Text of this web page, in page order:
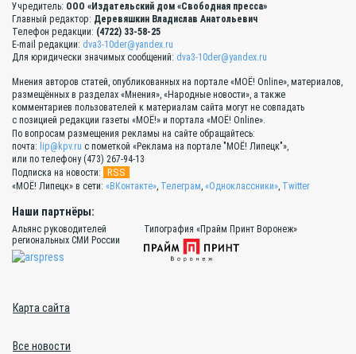
Учредитель: ООО «Издательский дом «Свободная пресса»
Главный редактор: Деревяшкин Владислав Анатольевич
Телефон редакции: (4722) 33-58-25
E-mail редакции: dva3-10der@yandex.ru
Для юридически значимых сообщений: dva3-10der@yandex.ru
Мнения авторов статей, опубликованных на портале «МОЁ! Online», материалов,
размещённых в разделах «Мнения», «Народные новости», а также
комментариев пользователей к материалам сайта могут не совпадать
с позицией редакции газеты «МОЁ!» и портала «МОЁ! Online».
По вопросам размещения рекламы на сайте обращайтесь:
почта: lip@kpv.ru с пометкой «Реклама на портале "МОЁ! Липецк"»,
или по телефону (473) 267-94-13
Подписка на новости:
RSS
«МОЁ! Липецк» в сети: «ВКонтакте», Телеграм, «Одноклассники», Twitter
Наши партнёры:
Альянс руководителей
региональных СМИ России
Типография «Прайм Принт Воронеж»
Карта сайта
Все новости